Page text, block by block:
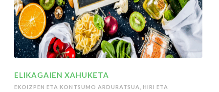
ELIKAGAIEN XAHUKETA
EKOIZPEN ETA KONTSUMO ARDURATSUA
HIRI ETA